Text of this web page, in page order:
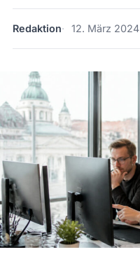
Redaktion 12. März 2024